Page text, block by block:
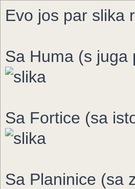
Evo jos par slika
Sa Huma (s juga
Sa Fortice (sa
Sa Planinice (sa